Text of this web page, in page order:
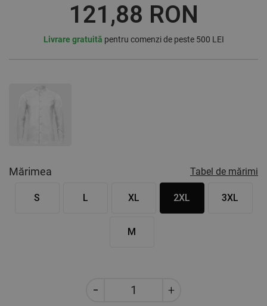
121,88 RON
Livrare gratuită pentru comenzi de peste 500 LEI
Mărimea Tabel de mărimi
S L XL 2XL 3XL
M